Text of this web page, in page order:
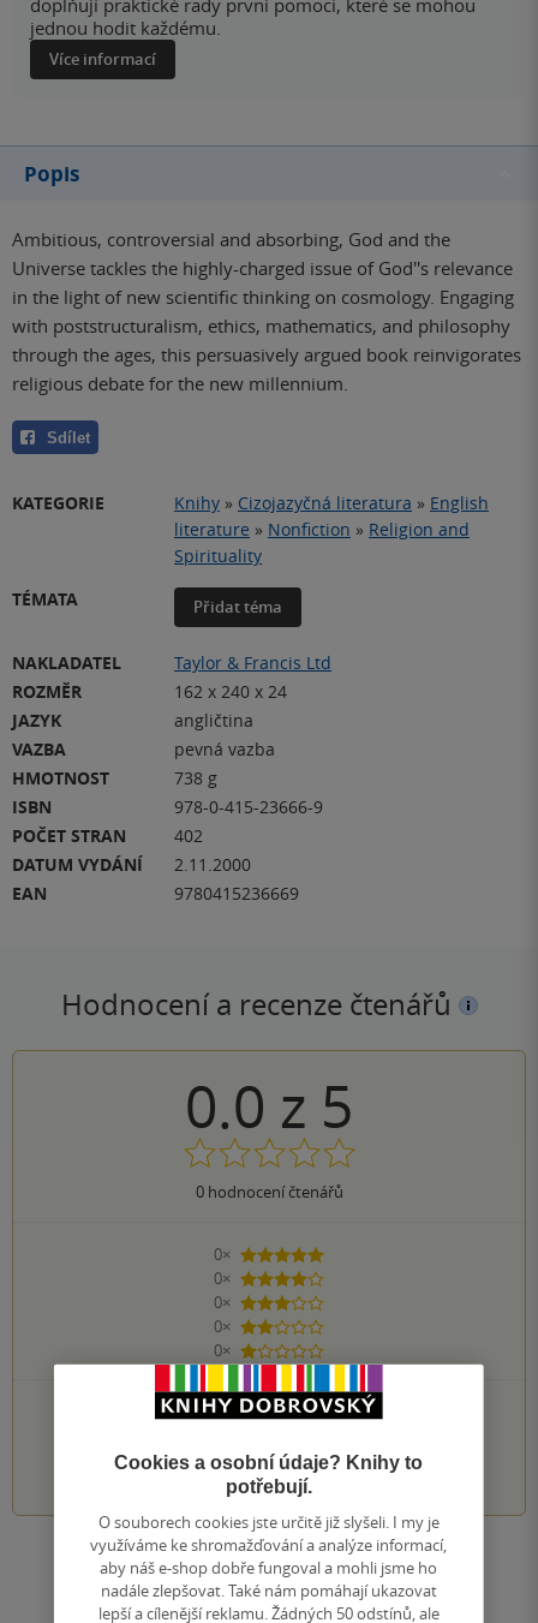
doplňují praktické rady první pomoci, které se mohou
jednou hodit každému.
Více informací
Popis
Ambitious, controversial and absorbing, God and the
Universe tackles the highly-charged issue of God''s relevance
in the light of new scientific thinking on cosmology. Engaging
with poststructuralism, ethics, mathematics, and philosophy
through the ages, this persuasively argued book reinvigorates
religious debate for the new millennium.
Sdílet
KATEGORIE Knihy » Cizojazyčná literatura » English
literature » Nonfiction » Religion and
Spirituality
TÉMATA
Přidat téma
NAKLADATEL
Taylor & Francis Ltd
ROZMĚR
162 x 240 x 24
JAZYK
angličtina
VAZBA
pevná vazba
HMOTNOST
738 g
ISBN
978-0-415-23666-9
POČET STRAN
402
DATUM VYDÁNÍ
2.11.2000
EAN
9780415236669
Hodnocení a recenze čtenářů
0.0 z 5
0hodnocení čtenářů
0×
5 hvězdiček
0×
4 hvězdičky
0×
3 hvězdičky
0×
2 hvězdičky
0×
1 hvezdička
PŘIDEJTE SVÉ HODNOCENÍ KNIHY
1 2 3 4 5
Zobrazit všechna hodnocení
Cookies a osobní údaje? Knihy to
potřebují.
O souborech cookies jste určitě již slyšeli. I my je
využíváme ke shromažďování a analýze informací,
aby náš e-shop dobře fungoval a mohli jsme ho
nadále zlepšovat. Také nám pomáhají ukazovat
lepší a cílenější reklamu. Žádných 50 odstínů, ale